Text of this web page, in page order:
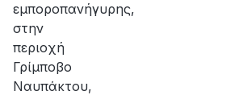
εμποροπανήγυρης,
στην
περιοχή
Γρίμποβο
Ναυπάκτου,